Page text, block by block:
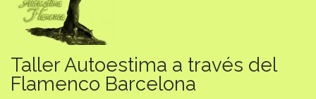
Taller Autoestima a través del
Flamenco Barcelona